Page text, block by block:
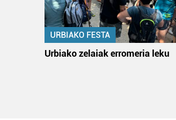
URBIAKO FESTA
Urbiako zelaiak erromeria leku